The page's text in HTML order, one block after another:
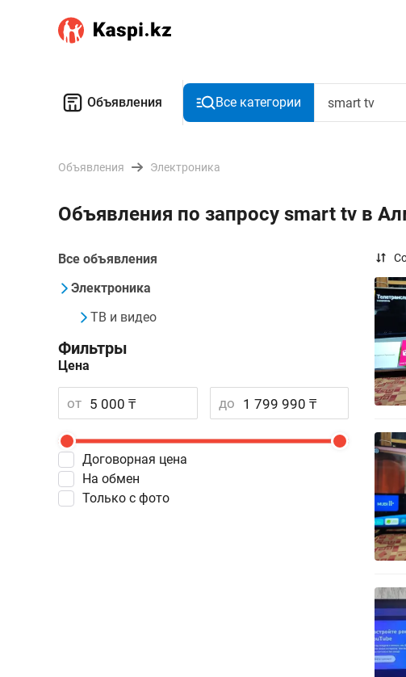
Объявления Все категории
Объявления Электроника
Объявления по запросу smart tv в
Все объявления
Электроника
ТВ и видео
Фильтры
Цена
от до
Договорная цена
На обмен
Только с фото